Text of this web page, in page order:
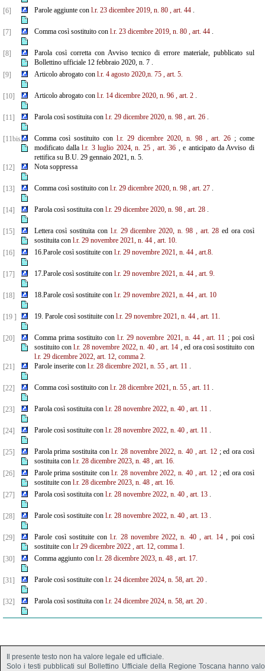
[6] Parole aggiunte con l.r. 23 dicembre 2019, n. 80 , art. 44.
[7] Comma così sostituito con l.r. 23 dicembre 2019, n. 80 , art. 44.
[8]
Parola così corretta con Avviso tecnico di errore materiale, pubblicato sul
Bollettino ufficiale 12 febbraio 2020, n. 7 .
[9]
Articolo abrogato con l.r. 4 agosto 2020,n. 75 , art. 5.
[10] Articolo abrogato con l.r. 14 dicembre 2020, n. 96 , art. 2.
[11] Parola così sostituita con l.r. 29 dicembre 2020, n. 98 , art. 26.
[11bis] Comma così sostituito conl.r. 29 dicembre 2020, n. 98 , art. 26; come
modificato dallal.r. 3 luglio 2024, n. 25 , art. 36 , e anticipato da Avviso di
rettifica su B.U. 29 gennaio 2021, n. 5.
[12]
Nota soppressa
[13] Comma così sostituito con l.r. 29 dicembre 2020, n. 98 , art. 27.
[14] Parola così sostituita con l.r. 29 dicembre 2020, n. 98 , art. 28.
[15] Lettera così sostituita con l.r. 29 dicembre 2020, n. 98 , art. 28 ed ora così
sostituita con l.r. 29 novembre 2021, n. 44 , art. 10.
[16]
16.Parole così sostituite con l.r. 29 novembre 2021, n. 44 , art.8.
[17] 17.Parole così sostituite con l.r. 29 novembre 2021, n. 44 , art. 9.
[18] 18.Parole così sostituite con l.r. 29 novembre 2021, n. 44 , art. 10
[19 ] 19. Parole così sostituite con l.r. 29 novembre 2021, n. 44 , art. 11.
[20] Comma prima sostituito conl.r. 29 novembre 2021, n. 44 , art. 11 ; poi così
sostituito conl.r. 28 novembre 2022, n. 40 , art. 14 , ed ora così sostituito con
l.r. 29 dicembre 2022, art. 12, comma 2.
[21]
Parole inserite con l.r. 28 dicembre 2021, n. 55 , art. 11.
[22] Comma così sostituito con l.r. 28 dicembre 2021, n. 55 , art. 11.
[23] Parola così sostituita con l.r. 28 novembre 2022, n. 40 , art. 11.
[24] Parole così sostituite con l.r. 28 novembre 2022, n. 40 , art. 11.
[25] Parola prima sostituita conl.r. 28 novembre 2022, n. 40 , art. 12 ; ed ora così
sostituita con l.r. 28 dicembre 2023, n. 48 , art. 16.
[26]
Parole prima sostituite conl.r. 28 novembre 2022, n. 40 , art. 12 ; ed ora così
sostituite con l.r. 28 dicembre 2023, n. 48 , art. 16.
[27]
Parola così sostituita con l.r. 28 novembre 2022, n. 40 , art. 13.
[28] Parole così sostituite con l.r. 28 novembre 2022, n. 40 , art. 13.
[29] Parole così sostituite conl.r. 28 novembre 2022, n. 40 , art. 14 , poi così
sostituite con l.r 29 dicembre 2022 , art. 12, comma 1.
[30]
Comma aggiunto con l.r. 28 dicembre 2023, n. 48 , art. 17.
[31] Parole così sostituite con l.r. 24 dicembre 2024, n. 58, art. 20.
[32] Parola così sostituita con l.r. 24 dicembre 2024, n. 58, art. 20.
Il presente testo non ha valore legale ed ufficiale.
Solo i testi pubblicati sul Bollettino Ufficiale della Regione Toscana hanno